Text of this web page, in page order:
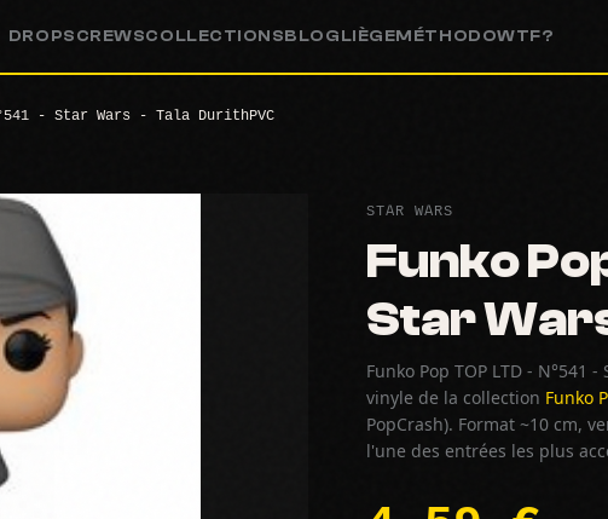
DROPS CREWSCOLLECTIONSBLOG LIÈGEMÉTHODOWTF?
- Star Wars - Tala DurithPVC
STAR WARS
Funko
Star
Funko Pop TOP LTD - N°541
vinyle de la collection Funko
PopCrash). Format ~10 cm,
l'une des entrées les plus